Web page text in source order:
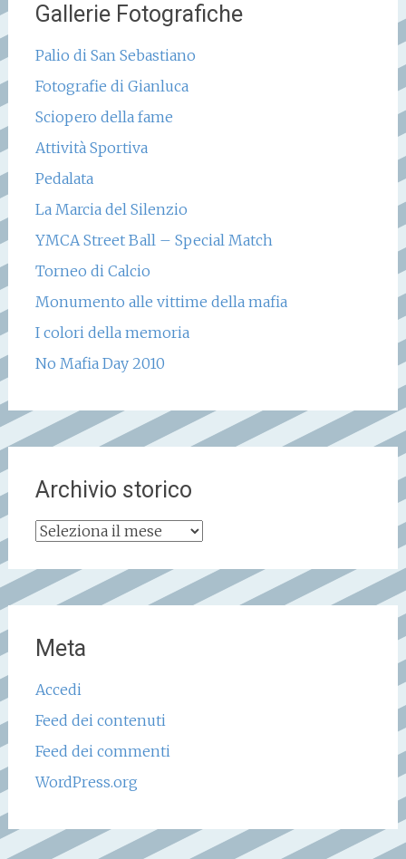
Gallerie Fotografiche
Palio di San Sebastiano
Fotografie di Gianluca
Sciopero della fame
Attività Sportiva
Pedalata
La Marcia del Silenzio
YMCA Street Ball – Special Match
Torneo di Calcio
Monumento alle vittime della mafia
I colori della memoria
No Mafia Day 2010
Archivio storico
Archivio
Meta
Accedi
Feed dei contenuti
Feed dei commenti
WordPress.org